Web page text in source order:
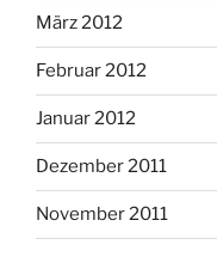
März 2012
Februar 2012
Januar 2012
Dezember 2011
November 2011